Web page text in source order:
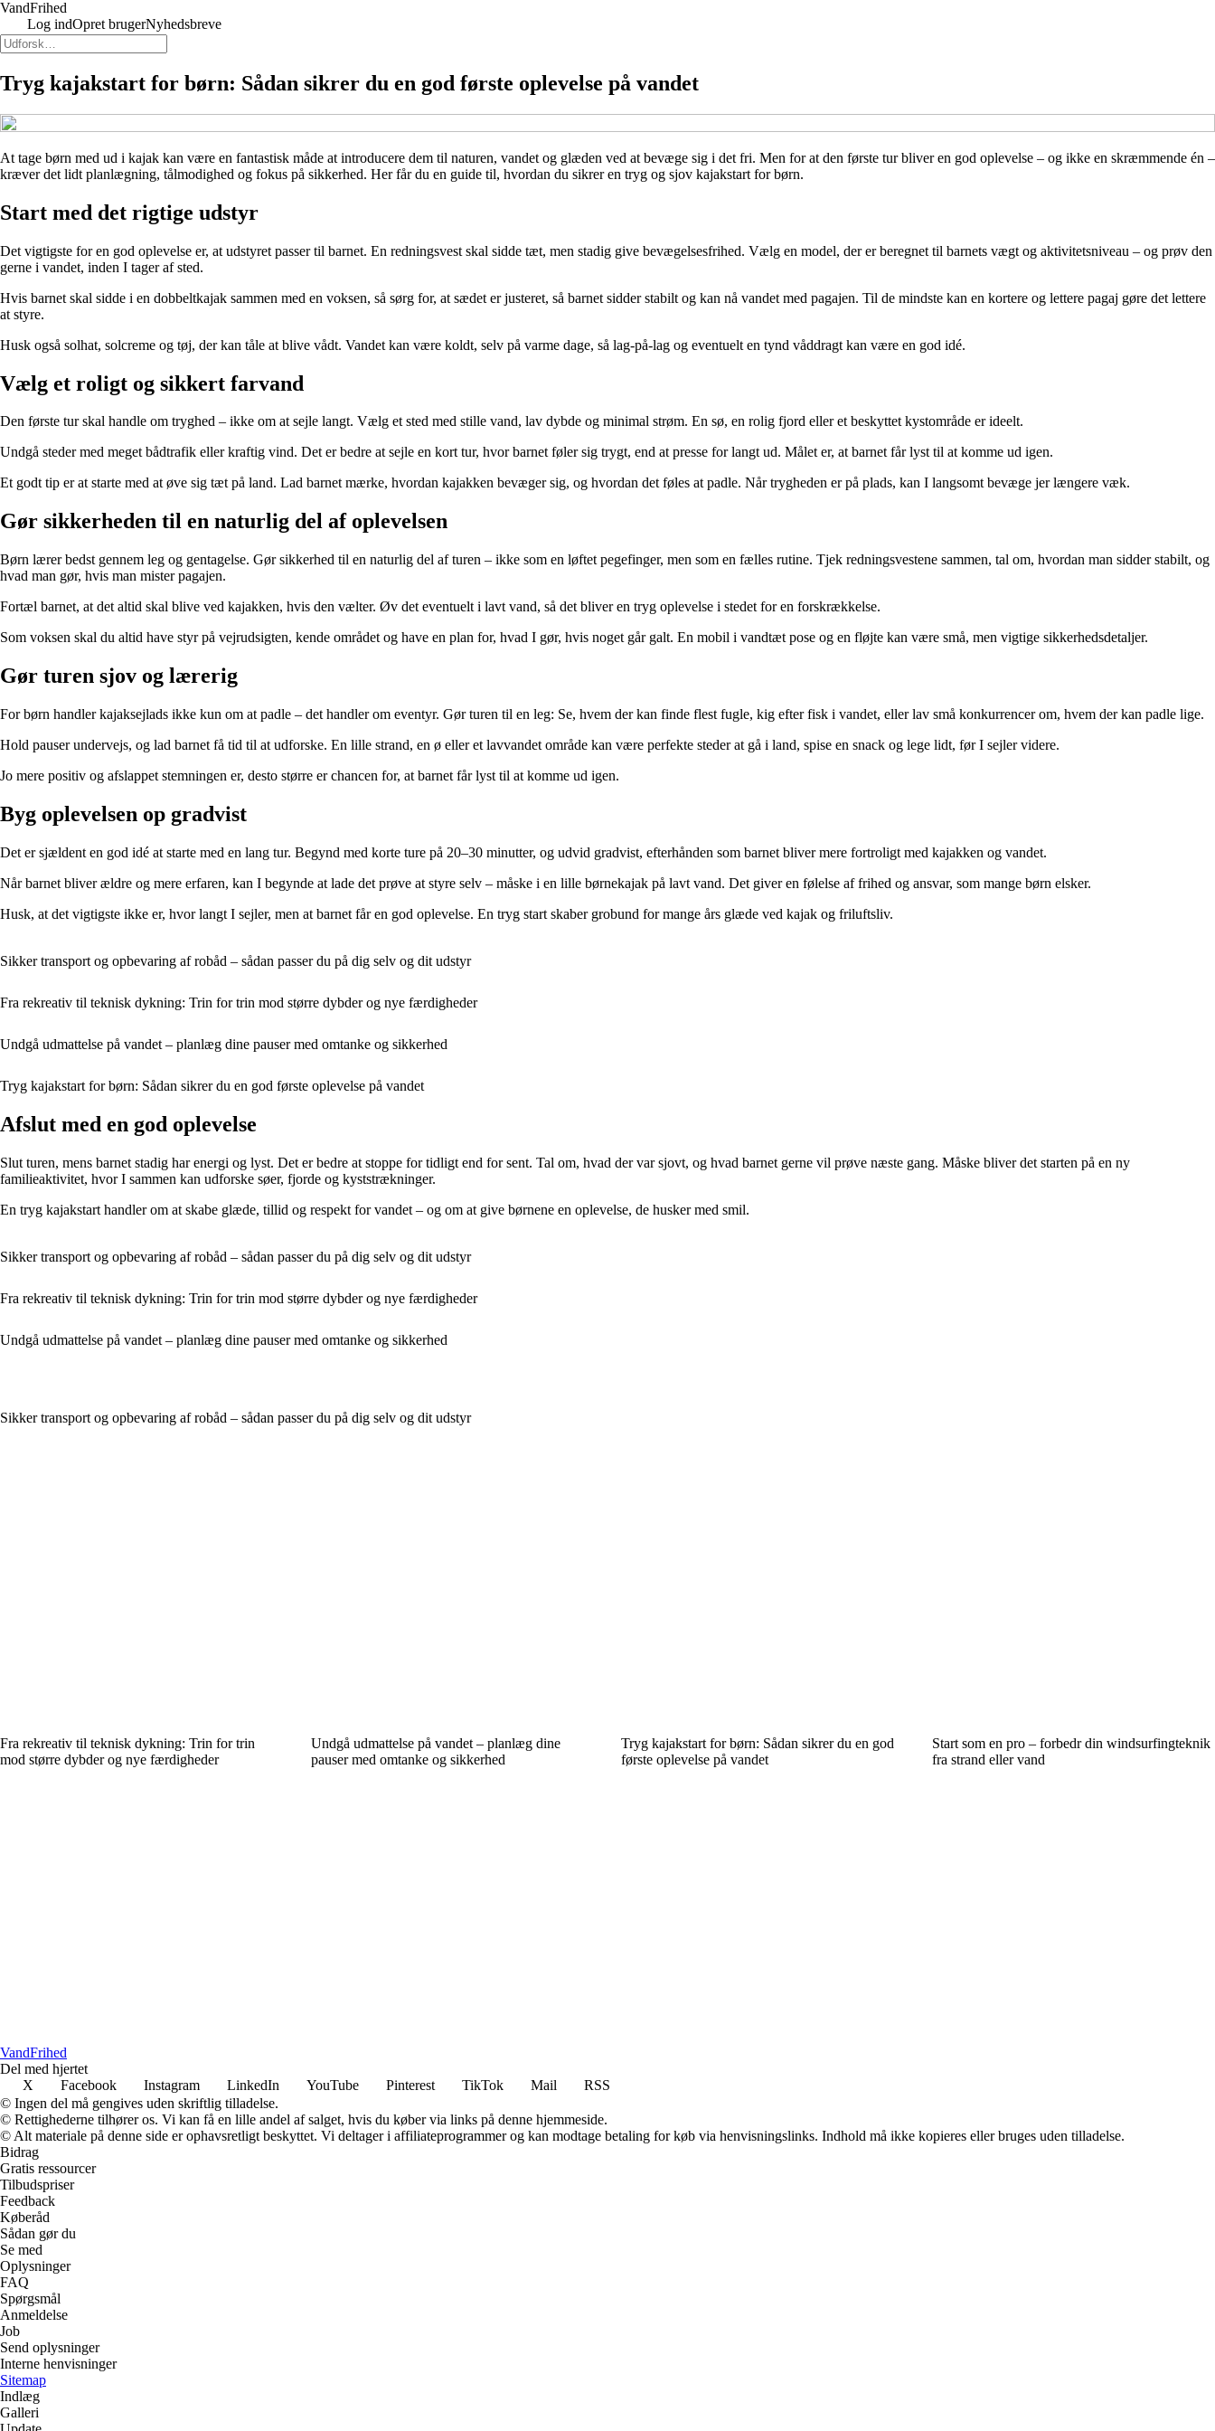
VandFrihed
Log indOpret brugerNyhedsbreve
Tryg kajakstart for børn: Sådan sikrer du en god første oplevelse på vandet
At tage børn med ud i kajak kan være en fantastisk måde at introducere dem til naturen, vandet og glæden ved at bevæge sig i det fri. Men for at den første tur bliver en god oplevelse – og ikke en skræmmende én –
kræver det lidt planlægning, tålmodighed og fokus på sikkerhed. Her får du en guide til, hvordan du sikrer en tryg og sjov kajakstart for børn.
Start med det rigtige udstyr
Det vigtigste for en god oplevelse er, at udstyret passer til barnet. En redningsvest skal sidde tæt, men stadig give bevægelsesfrihed. Vælg en model, der er beregnet til barnets vægt og aktivitetsniveau – og prøv den
gerne i vandet, inden I tager af sted.
Hvis barnet skal sidde i en dobbeltkajak sammen med en voksen, så sørg for, at sædet er justeret, så barnet sidder stabilt og kan nå vandet med pagajen. Til de mindste kan en kortere og lettere pagaj gøre det lettere
at styre.
Husk også solhat, solcreme og tøj, der kan tåle at blive vådt. Vandet kan være koldt, selv på varme dage, så lag-på-lag og eventuelt en tynd våddragt kan være en god idé.
Vælg et roligt og sikkert farvand
Den første tur skal handle om tryghed – ikke om at sejle langt. Vælg et sted med stille vand, lav dybde og minimal strøm. En sø, en rolig fjord eller et beskyttet kystområde er ideelt.
Undgå steder med meget bådtrafik eller kraftig vind. Det er bedre at sejle en kort tur, hvor barnet føler sig trygt, end at presse for langt ud. Målet er, at barnet får lyst til at komme ud igen.
Et godt tip er at starte med at øve sig tæt på land. Lad barnet mærke, hvordan kajakken bevæger sig, og hvordan det føles at padle. Når trygheden er på plads, kan I langsomt bevæge jer længere væk.
Gør sikkerheden til en naturlig del af oplevelsen
Børn lærer bedst gennem leg og gentagelse. Gør sikkerhed til en naturlig del af turen – ikke som en løftet pegefinger, men som en fælles rutine. Tjek redningsvestene sammen, tal om, hvordan man sidder stabilt, og
hvad man gør, hvis man mister pagajen.
Fortæl barnet, at det altid skal blive ved kajakken, hvis den vælter. Øv det eventuelt i lavt vand, så det bliver en tryg oplevelse i stedet for en forskrækkelse.
Som voksen skal du altid have styr på vejrudsigten, kende området og have en plan for, hvad I gør, hvis noget går galt. En mobil i vandtæt pose og en fløjte kan være små, men vigtige sikkerhedsdetaljer.
Gør turen sjov og lærerig
For børn handler kajaksejlads ikke kun om at padle – det handler om eventyr. Gør turen til en leg: Se, hvem der kan finde flest fugle, kig efter fisk i vandet, eller lav små konkurrencer om, hvem der kan padle lige.
Hold pauser undervejs, og lad barnet få tid til at udforske. En lille strand, en ø eller et lavvandet område kan være perfekte steder at gå i land, spise en snack og lege lidt, før I sejler videre.
Jo mere positiv og afslappet stemningen er, desto større er chancen for, at barnet får lyst til at komme ud igen.
Byg oplevelsen op gradvist
Det er sjældent en god idé at starte med en lang tur. Begynd med korte ture på 20–30 minutter, og udvid gradvist, efterhånden som barnet bliver mere fortroligt med kajakken og vandet.
Når barnet bliver ældre og mere erfaren, kan I begynde at lade det prøve at styre selv – måske i en lille børnekajak på lavt vand. Det giver en følelse af frihed og ansvar, som mange børn elsker.
Husk, at det vigtigste ikke er, hvor langt I sejler, men at barnet får en god oplevelse. En tryg start skaber grobund for mange års glæde ved kajak og friluftsliv.
Sikker transport og opbevaring af robåd – sådan passer du på dig selv og dit udstyr
Fra rekreativ til teknisk dykning: Trin for trin mod større dybder og nye færdigheder
Undgå udmattelse på vandet – planlæg dine pauser med omtanke og sikkerhed
Tryg kajakstart for børn: Sådan sikrer du en god første oplevelse på vandet
Afslut med en god oplevelse
Slut turen, mens barnet stadig har energi og lyst. Det er bedre at stoppe for tidligt end for sent. Tal om, hvad der var sjovt, og hvad barnet gerne vil prøve næste gang. Måske bliver det starten på en ny
familieaktivitet, hvor I sammen kan udforske søer, fjorde og kyststrækninger.
En tryg kajakstart handler om at skabe glæde, tillid og respekt for vandet – og om at give børnene en oplevelse, de husker med smil.
Sikker transport og opbevaring af robåd – sådan passer du på dig selv og dit udstyr
Fra rekreativ til teknisk dykning: Trin for trin mod større dybder og nye færdigheder
Undgå udmattelse på vandet – planlæg dine pauser med omtanke og sikkerhed
Sikker transport og opbevaring af robåd – sådan passer du på dig selv og dit udstyr
Fra rekreativ til teknisk dykning: Trin for trin
mod større dybder og nye færdigheder
Undgå udmattelse på vandet – planlæg dine
pauser med omtanke og sikkerhed
Tryg kajakstart for børn: Sådan sikrer du en god
første oplevelse på vandet
Start som en pro – forbedr din windsurfingteknik
fra strand eller vand
VandFrihed
Del med hjertet
X
Facebook Instagram LinkedIn YouTube Pinterest TikTok Mail
RSS
© Ingen del må gengives uden skriftlig tilladelse.
© Rettighederne tilhører os. Vi kan få en lille andel af salget, hvis du køber via links på denne hjemmeside.
© Alt materiale på denne side er ophavsretligt beskyttet. Vi deltager i affiliateprogrammer og kan modtage betaling for køb via henvisningslinks. Indhold må ikke kopieres eller bruges uden tilladelse.
Bidrag
Gratis ressourcer
Tilbudspriser
Feedback
Køberåd
Sådan gør du
Se med
Oplysninger
FAQ
Spørgsmål
Anmeldelse
Job
Send oplysninger
Interne henvisninger
Sitemap
Indlæg
Galleri